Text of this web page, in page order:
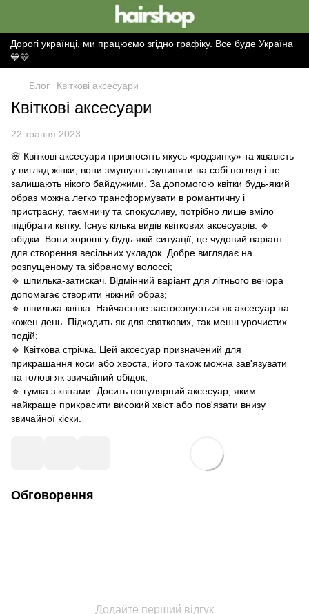
Дорогі українці, ми працюємо згідно графіку. Все буде Україна
💙💛
Блог Квіткові аксесуари
Квіткові аксесуари
22 травня 2023
🌸 Квіткові аксесуари привносять якусь «родзинку» та жвавість
у вигляд жінки, вони змушують зупиняти на собі погляд і не
залишають нікого байдужими. За допомогою квітки будь-який
образ можна легко трансформувати в романтичну і
пристрасну, таємничу та спокусливу, потрібно лише вміло
підібрати квітку. Існує кілька видів квіткових аксесуарів: 🔹
обідки. Вони хороші у будь-якій ситуації, це чудовий варіант
для створення весільних укладок. Добре виглядає на
розпущеному та зібраному волоссі;
🔹 шпилька-затискач. Відмінний варіант для літнього вечора
допомагає створити ніжний образ;
🔹 шпилька-квітка. Найчастіше застосовується як аксесуар на
кожен день. Підходить як для святкових, так менш урочистих
подій;
🔹 Квіткова стрічка. Цей аксесуар призначений для
прикрашання коси або хвоста, його також можна зав'язувати
на голові як звичайний обідок;
🔹 гумка з квітами. Досить популярний аксесуар, яким
найкраще прикрасити високий хвіст або пов'язати внизу
звичайної кіски.
Обговорення
Додайте перший відгук